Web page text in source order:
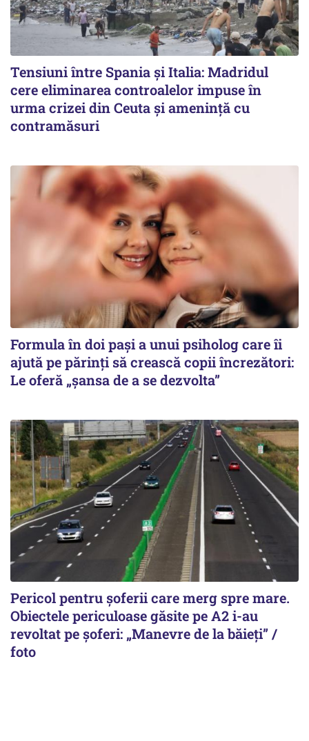
Tensiuni între Spania și Italia: Madridul
cere eliminarea controalelor impuse în
urma crizei din Ceuta și amenință cu
contramăsuri
Formula în doi pași a unui psiholog care îi
ajută pe părinți să crească copii încrezători:
Le oferă „șansa de a se dezvolta”
Pericol pentru șoferii care merg spre mare.
Obiectele periculoase găsite pe A2 i-au
revoltat pe șoferi: „Manevre de la băieți” /
foto